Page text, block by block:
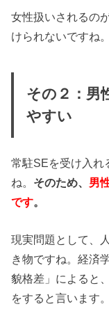
女性扱いされるの
けられないですね。
その２：男
やすい
常駐SEを受け入れ
ね。 そのため、 男
です。
現実問題として、
き物ですね。経済
貌格差」によると
をすると言います。